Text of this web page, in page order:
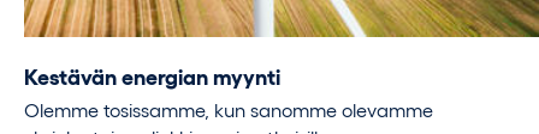
Kestävän energian myynti
Olemme tosissamme, kun sanomme olevamme